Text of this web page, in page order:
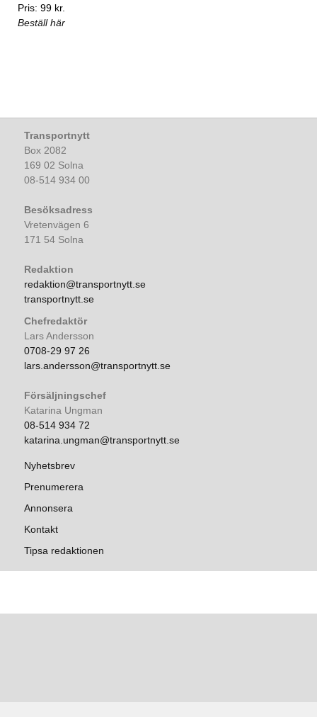
Pris: 99 kr.
Beställ här
Transportnytt
Box 2082
169 02 Solna
08-514 934 00
Besöksadress
Vretenvägen 6
171 54 Solna
Redaktion
redaktion@transportnytt.se
transportnytt.se
Chefredaktör
Lars Andersson
0708-29 97 26
lars.andersson@transportnytt.se
Försäljningschef
Katarina Ungman
08-514 934 72
katarina.ungman@transportnytt.se
Nyhetsbrev
Prenumerera
Annonsera
Kontakt
Tipsa redaktionen